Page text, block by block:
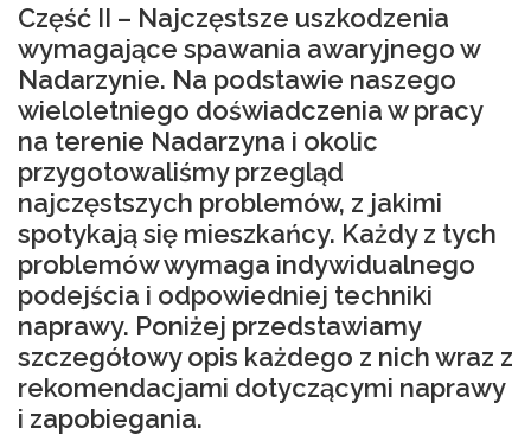
Część II – Najczęstsze uszkodzenia
wymagające spawania awaryjnego w
Nadarzynie. Na podstawie naszego
wieloletniego doświadczenia w pracy
na terenie Nadarzyna i okolic
przygotowaliśmy przegląd
najczęstszych problemów, z jakimi
spotykają się mieszkańcy. Każdy z tych
problemów wymaga indywidualnego
podejścia i odpowiedniej techniki
naprawy. Poniżej przedstawiamy
szczegółowy opis każdego z nich wraz z
rekomendacjami dotyczącymi naprawy
i zapobiegania.